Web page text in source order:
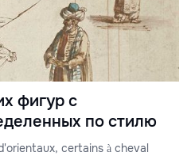
фигур с
по стилю
certains à cheval